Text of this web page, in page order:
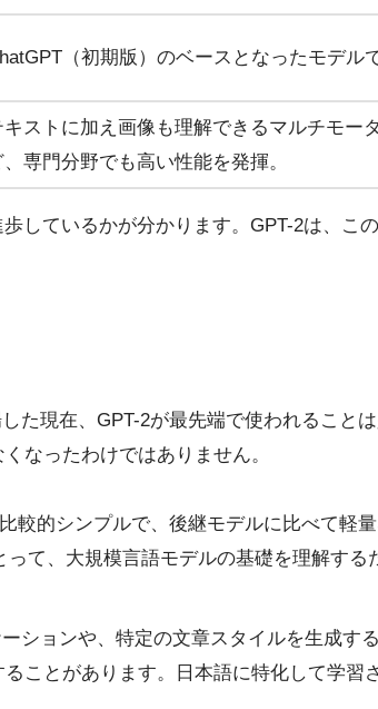
（初期版）のベースとなったモデル
キストに加え画像も理解できるマルチモー
、専門分野でも高い性能を発揮。
しているかが分かります。GPT-2は、こ
た現在、GPT-2が最先端で使われること
なったわけではありません。
較的シンプルで、後継モデルに比べて軽
て、大規模言語モデルの基礎を理解する
ションや、特定の文章スタイルを生成す
ことがあります。日本語に特化して学習